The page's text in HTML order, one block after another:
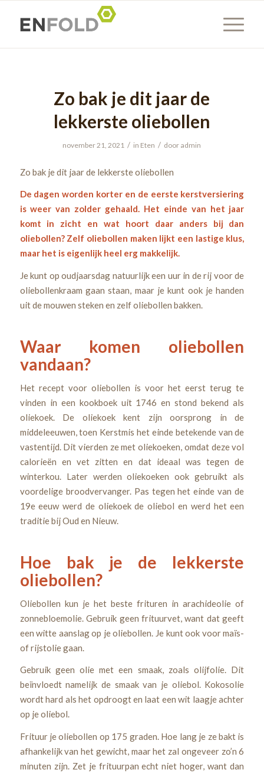
Zo bak je dit jaar de
lekkerste oliebollen
november 21, 2021 / in Eten / door admin
Zo bak je dit jaar de lekkerste oliebollen
De dagen worden korter en de eerste kerstversiering
is weer van zolder gehaald. Het einde van het jaar
komt in zicht en wat hoort daar anders bij dan
oliebollen? Zelf oliebollen maken lijkt een lastige klus,
maar het is eigenlijk heel erg makkelijk.
Je kunt op oudjaarsdag natuurlijk een uur in de rij voor de
oliebollenkraam gaan staan, maar je kunt ook je handen
uit de mouwen steken en zelf oliebollen bakken.
Waar komen oliebollen
vandaan?
Het recept voor oliebollen is voor het eerst terug te
vinden in een kookboek uit 1746 en stond bekend als
oliekoek. De oliekoek kent zijn oorsprong in de
middeleeuwen, toen Kerstmis het einde betekende van de
vastentijd. Dit vierden ze met oliekoeken, omdat deze vol
calorieën en vet zitten en dat ideaal was tegen de
winterkou. Later werden oliekoeken ook gebruikt als
voordelige broodvervanger. Pas tegen het einde van de
19e eeuw werd de oliekoek de oliebol en werd het een
traditie bij Oud en Nieuw.
Hoe bak je de lekkerste
oliebollen?
Oliebollen kun je het beste frituren in arachideolie of
zonnebloemolie. Gebruik geen frituurvet, want dat geeft
een witte aanslag op je oliebollen. Je kunt ook voor maïs-
of rijstolie gaan.
Gebruik geen olie met een smaak, zoals olijfolie. Dit
beïnvloedt namelijk de smaak van je oliebol. Kokosolie
wordt hard als het opdroogt en laat een wit laagje achter
op je oliebol.
Frituur je oliebollen op 175 graden. Hoe lang je ze bakt is
afhankelijk van het gewicht, maar het zal ongeveer zo’n 6
minuten zijn. Zet je frituurpan echt niet hoger, want dan